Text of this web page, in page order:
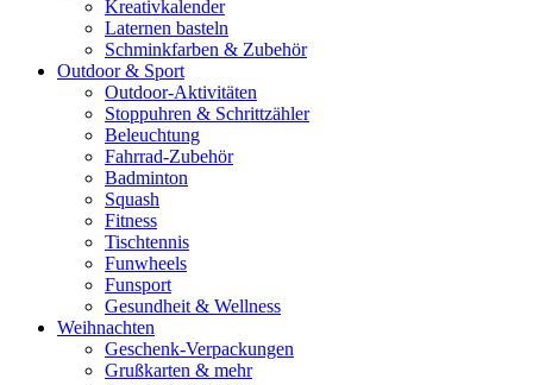
Kreativkalender
Laternen basteln
Schminkfarben & Zubehör
Outdoor & Sport
Outdoor-Aktivitäten
Stoppuhren & Schrittzähler
Beleuchtung
Fahrrad-Zubehör
Badminton
Squash
Fitness
Tischtennis
Funwheels
Funsport
Gesundheit & Wellness
Weihnachten
Geschenk-Verpackungen
Grußkarten & mehr